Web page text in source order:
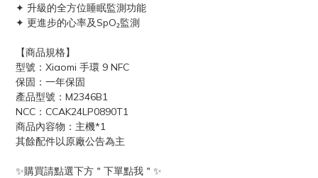
✦ 升級的全方位睡眠監測功能
✦ 更進步的心率及SpO₂監測
【商品規格】
型號：Xiaomi 手環 9 NFC
保固：一年保固
產品型號：M2346B1
NCC：CCAK24LP0890T1
商品內容物：主機*1
其餘配件以原廠公告為主
✨購買請點選下方＂下單點我＂✨